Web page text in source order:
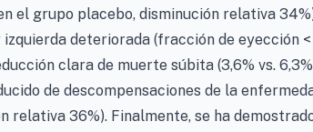
el grupo placebo, disminución relativa
deteriorada (fracción de eyección
clara de muerte súbita (3,6% vs.
de descompensaciones de la
relativa 36%). Finalmente, se ha